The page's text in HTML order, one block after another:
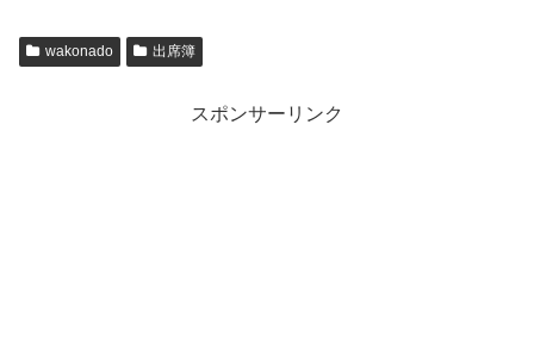
wakonado 出席簿
スポンサーリンク